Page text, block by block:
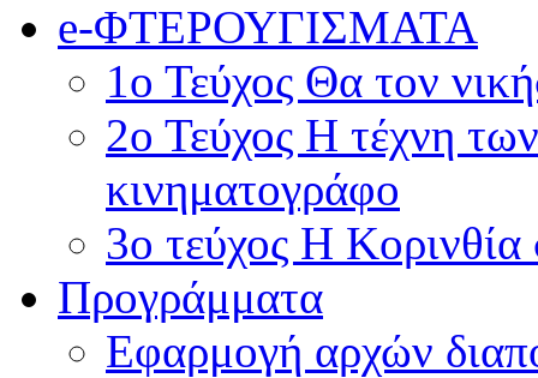
e-ΦΤΕΡΟΥΓΙΣΜΑΤΑ
1ο Τεύχος Θα τον
2ο Τεύχος Η τέχνη
κινηματογράφο
3ο τεύχος Η
Προγράμματα
Εφαρμογή αρχών